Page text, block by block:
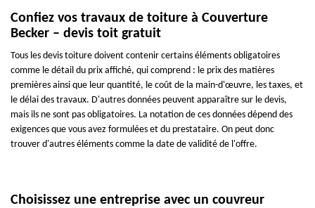
Confiez vos travaux de toiture à Couverture
Becker – devis toit gratuit
Tous les devis toiture doivent contenir certains éléments obligatoires
comme le détail du prix affiché, qui comprend : le prix des matières
premières ainsi que leur quantité, le coût de la main-d'œuvre, les taxes, et
le délai des travaux. D'autres données peuvent apparaître sur le devis,
mais ils ne sont pas obligatoires. La notation de ces données dépend des
exigences que vous avez formulées et du prestataire. On peut donc
trouver d'autres éléments comme la date de validité de l'offre.
Choisissez une entreprise avec un couvreur